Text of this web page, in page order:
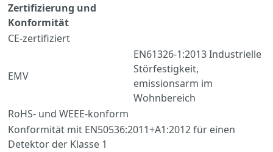
Zertifizierung und
Konformität
CE-zertifiziert
EMV
EN61326-1:2013 Industrielle
Störfestigkeit,
emissionsarm im
Wohnbereich
RoHS- und WEEE-konform
Konformität mit EN50536:2011+A1:2012 für einen
Detektor der Klasse 1